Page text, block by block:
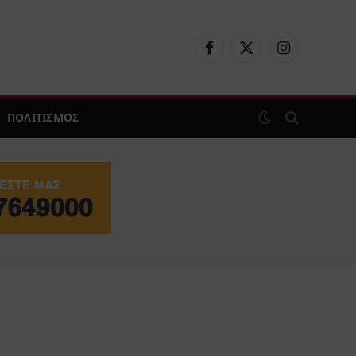
Facebook
X
Instagram
ΠΟΛΙΤΙΣΜΟΣ